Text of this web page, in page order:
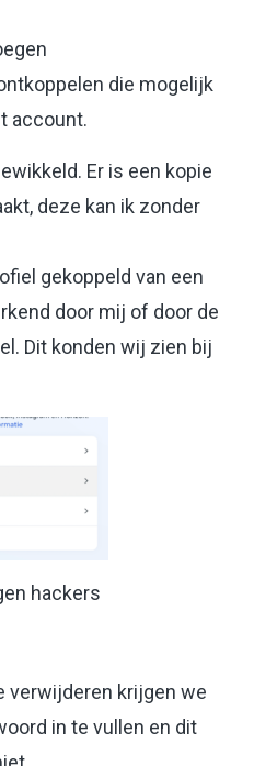
die mogelijk
account.
Er is een kopie
deze kan ik zonder
gekoppeld van een
door mij of door de
Dit konden wij zien bij
hackers
verwijderen krijgen we
in te vullen en dit